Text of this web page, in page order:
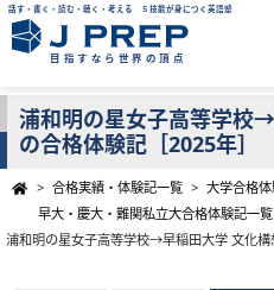
話す・書く・読む・聴く・考える ５技能が身につく英語塾
目指すなら世界の頂点
浦和明の星女子高等学校
の合格体験記［2025年］
> 合格実績・体験記一覧 > 大学合格
早大・慶大・難関私立大合格体験記一覧
浦和明の星女子高等学校→早稲田大学 文化構